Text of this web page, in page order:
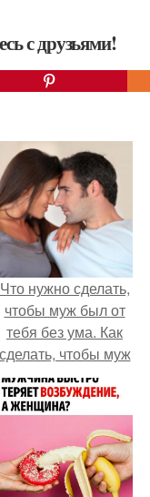
с друзьями!
Что нужно сделать,
чтобы муж был от
тебя без ума. Как
сделать, чтобы муж
был от тебя без ума
заговор